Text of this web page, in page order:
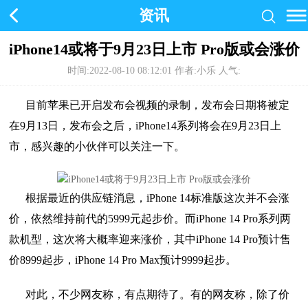
资讯
iPhone14或将于9月23日上市 Pro版或会涨价
时间:2022-08-10 08:12:01 作者:小乐 人气:
目前苹果已开启发布会视频的录制，发布会日期将被定
在9月13日，发布会之后，iPhone14系列将会在9月23日上
市，感兴趣的小伙伴可以关注一下。
根据最近的供应链消息，iPhone 14标准版这次并不会涨
价，依然维持前代的5999元起步价。而iPhone 14 Pro系列两
款机型，这次将大概率迎来涨价，其中iPhone 14 Pro预计售
价8999起步，iPhone 14 Pro Max预计9999起步。
对此，不少网友称，有点期待了。有的网友称，除了价